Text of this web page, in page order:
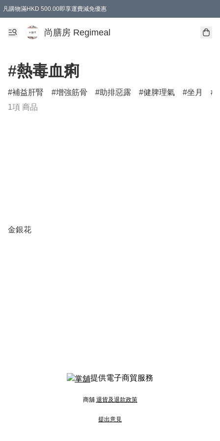
凡購物滿HKD 500.00即享運費減免優惠
尚膳房 Regimeal
#熱毒血痢
補益肝腎 增強筋骨 助排惡露 健脾理氣 坐月
1項 商品
金銀花
提供電子商貿服務
商舖 退貨及退款政策
提出意見